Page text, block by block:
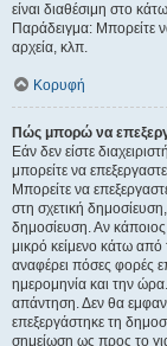
είναι διαθέσιμη στο
Παράδειγμα: Μπορείτε
αρχεία, κλπ.
Κορυφή
Πώς μπορώ να
Εάν δεν είστε
μπορείτε να
Μπορείτε να
στη σχετική
δημοσίευση. Αν κάποιος
μικρό κείμενο κάτω
αναφέρει πόσες φορές
ημερομηνία και την ώρα.
απάντηση. Δεν θα
επεξεργάστηκε τη
σημείωση ως προς το